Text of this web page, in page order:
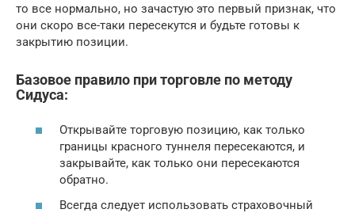
то все нормально, но зачастую это первый признак, что
они скоро все-таки пересекутся и будьте готовы к
закрытию позиции.
Базовое правило при торговле по методу
Сидуса:
Открывайте торговую позицию, как только
границы красного туннеля пересекаются, и
закрывайте, как только они пересекаются
обратно.
Всегда следует использовать страховочный